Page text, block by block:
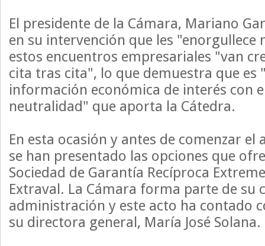
El presidente de la Cámara, Mariano
en su intervención que les "enorgullece
estos encuentros empresariales "van
cita tras cita", lo que demuestra que es
información económica de interés con
neutralidad" que aporta la Cátedra.
En esta ocasión y antes de comenzar el
se han presentado las opciones que
Sociedad de Garantía Recíproca
Extraval. La Cámara forma parte de su
administración y este acto ha contado
su directora general, María José Solana.